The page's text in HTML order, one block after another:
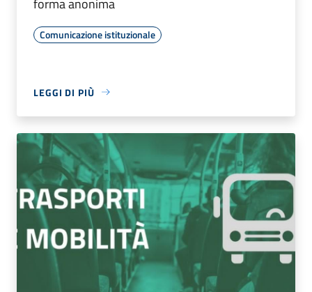
Comunicazione istituzionale
LEGGI DI PIÙ